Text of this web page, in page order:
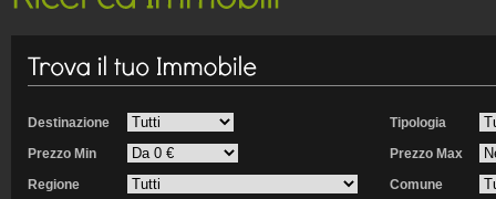
Destinazione
Tipologia
Prezzo Min
Prezzo Max
Regione
Comune